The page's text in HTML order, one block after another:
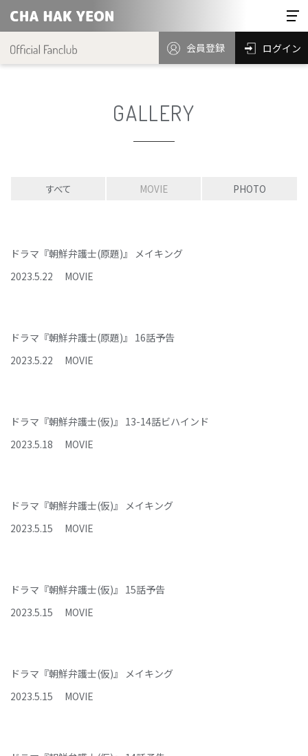
会員登録 ログイン
GALLERY
すべて MOVIE PHOTO
ドラマ『朝鮮弁護士(原題)』 メイキング
2023.5.22 MOVIE
ドラマ『朝鮮弁護士(原題)』 16話予告
2023.5.22 MOVIE
ドラマ『朝鮮弁護士(仮)』 13-14話ビハインド
2023.5.18 MOVIE
ドラマ『朝鮮弁護士(仮)』 メイキング
2023.5.15 MOVIE
ドラマ『朝鮮弁護士(仮)』 15話予告
2023.5.15 MOVIE
ドラマ『朝鮮弁護士(仮)』 メイキング
2023.5.15 MOVIE